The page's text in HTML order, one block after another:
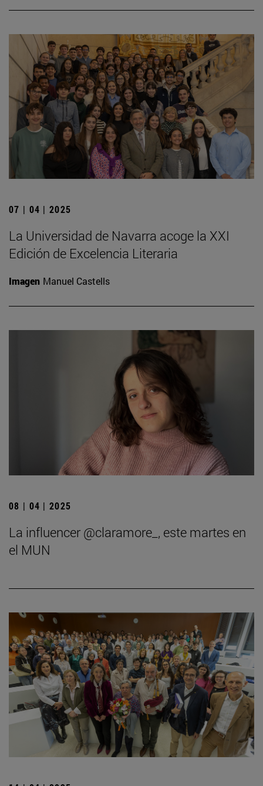
07 | 04 | 2025
La Universidad de Navarra acoge la XXI
Edición de Excelencia Literaria
Imagen Manuel Castells
08 | 04 | 2025
La influencer @claramore_, este martes en
el MUN